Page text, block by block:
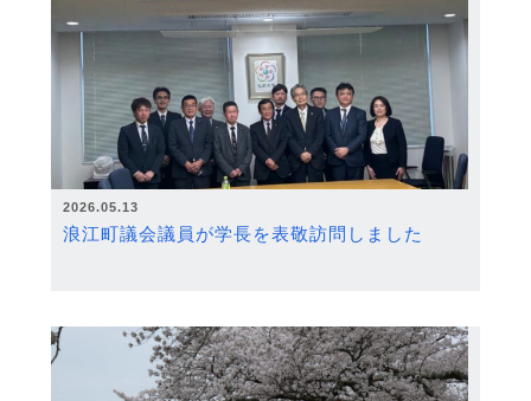
2026.05.13
浪江町議会議員が学長を表敬訪問しました